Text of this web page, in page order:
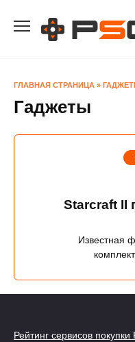
содержанию
ГЛАВНАЯ СТРАНИЦА »
Гаджеты
Starcraft II
Известная
Рейтинг сервисов